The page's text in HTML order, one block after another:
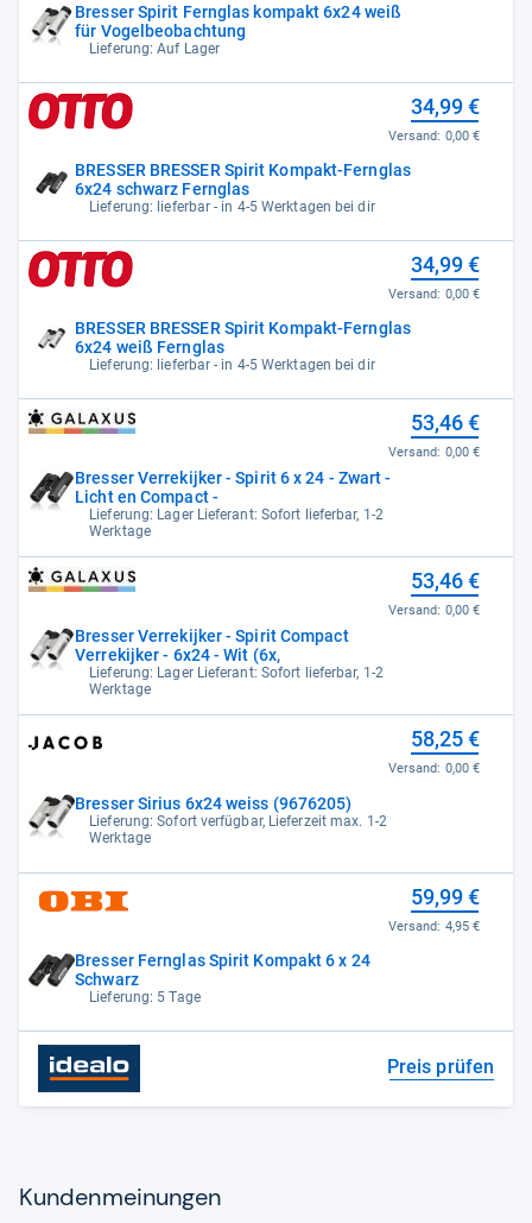
Bresser Spirit Fernglas kompakt 6x24 weiß
für Vogelbeobachtung
Lieferung: Auf Lager
BRESSER BRESSER Spirit Kompakt-Fernglas
6x24 schwarz Fernglas
Lieferung: lieferbar - in 4-5 Werktagen bei dir
34,99 €
Versand: 0,00 €
BRESSER BRESSER Spirit Kompakt-Fernglas
6x24 weiß Fernglas
Lieferung: lieferbar - in 4-5 Werktagen bei dir
34,99 €
Versand: 0,00 €
Bresser Verrekijker - Spirit 6 x 24 - Zwart -
Licht en Compact -
Lieferung: Lager Lieferant: Sofort lieferbar, 1-2
Werktage
53,46 €
Versand: 0,00 €
Bresser Verrekijker - Spirit Compact
Verrekijker - 6x24 - Wit (6x,
Lieferung: Lager Lieferant: Sofort lieferbar, 1-2
Werktage
53,46 €
Versand: 0,00 €
Bresser Sirius 6x24 weiss (9676205)
Lieferung: Sofort verfügbar, Lieferzeit max. 1-2
Werktage
58,25 €
Versand: 0,00 €
Bresser Fernglas Spirit Kompakt 6 x 24
Schwarz
Lieferung: 5 Tage
59,99 €
Versand: 4,95 €
Preis prüfen
Kun­den­mei­nun­gen